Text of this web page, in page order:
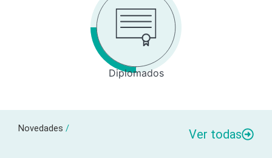
Diplomados
Novedades / Ver todas